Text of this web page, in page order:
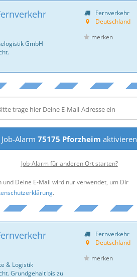
GmbH
Fernverkehr
Deutschland
merken
Job-Alarm75175 Pforzheim aktivieren
Job-Alarm für anderen Ort starten?
Deine E-Mail wird nur verwendet, um Dir
.
& Logistik
Grundgehalt bis zu
Fernverkehr
Deutschland
merken